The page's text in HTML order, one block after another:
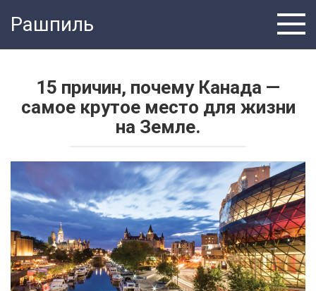
Рашпиль
15 причин, почему Канада —
самое крутое место для жизни
на Земле.